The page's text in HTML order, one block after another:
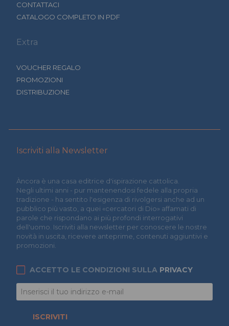
CONTATTACI
CATALOGO COMPLETO IN PDF
Extra
VOUCHER REGALO
PROMOZIONI
DISTRIBUZIONE
Iscriviti alla Newsletter
Àncora è una casa editrice d'ispirazione cattolica.
Negli ultimi anni - pur mantenendosi fedele alla propria
tradizione - ha sentito l'esigenza di rivolgersi anche ad un
pubblico più vasto, a quei «cercatori di Dio» affamati di
parole che rispondano ai più profondi interrogativi
dell'uomo. Iscriviti alla newsletter per conoscere le nostre
novità in uscita, ricevere anteprime, contenuti aggiuntivi e
promozioni.
ACCETTO LE CONDIZIONI SULLA PRIVACY
ISCRIVITI